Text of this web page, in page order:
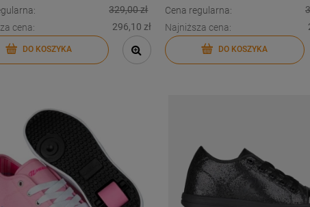
329,00 zł
cena:
296,10 zł
DO KOSZYKA
Cena regularna:
Najniższa cena:
DO KOSZYKA